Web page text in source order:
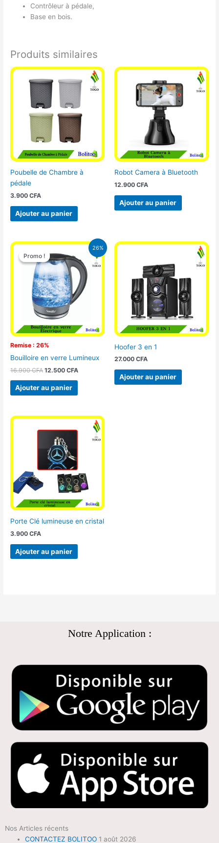
Contrôleur à pédale,
Base en bois.
Produits similaires
Poubelle de Chambre à
pédale
3.900CFA
Ajouter au panier
Robot Camera à Bluetooth
12.900 CFA
Ajouter au panier
26%
Promo !
Remise : 26%
Promo !
Bouilloire en verre Lumineux
16.900CFA
Le
prix
initial
16.900 CFA.
12.500CFA
Le
prix
actuel
est :
12.500 CFA.
Ajouter au panier
Hoofer 3 en 1
27.000 CFA
Ajouter au panier
Porte Clé lumineuse en cristal
3.900CFA
Ajouter au panier
Notre Application :
Nos Articles récents
CONTACTEZ BOLITOO 1 août 2026